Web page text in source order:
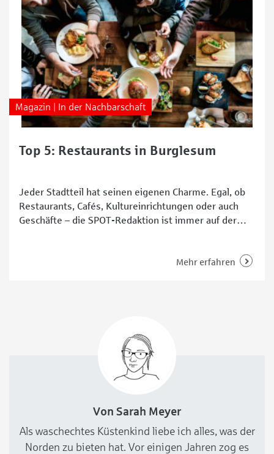
Speisenangebote
Magazin | In der Nachbarschaft
Top 5: Restaurants in Burglesum
Jeder Stadtteil hat seinen eigenen Charme. Egal, ob
Restaurants, Cafés, Kultureinrichtungen oder auch
Geschäfte – die SPOT-Redaktion ist immer auf der
Mehr erfahren
Von Sarah Meyer
Als waschechtes Küstenkind liebe ich alles, was der
Norden zu bieten hat. Vor einigen Jahren zog es